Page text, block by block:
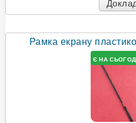
Рамка екрану
Є НА